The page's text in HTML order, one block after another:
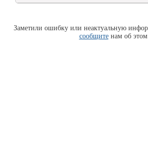
Заметили ошибку или неактуальную
сообщитенам об этом